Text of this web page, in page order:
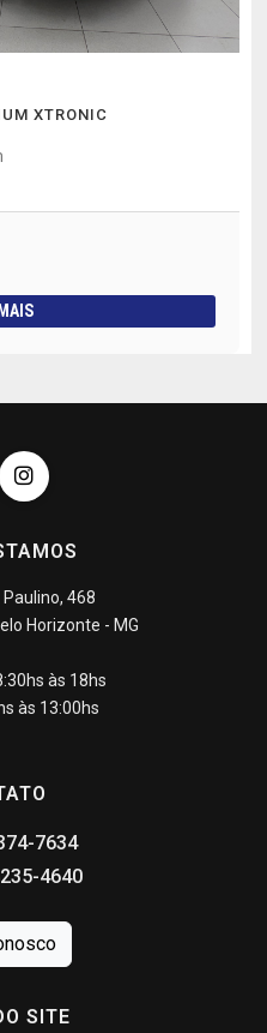
XTRONIC
Paulino, 468
Horizonte - MG
às 18hs
às 13:00hs
7634
4640
SITE